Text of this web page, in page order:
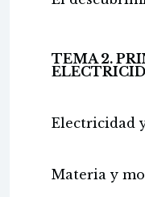
TEMA 2.
Electricidad
Materia y